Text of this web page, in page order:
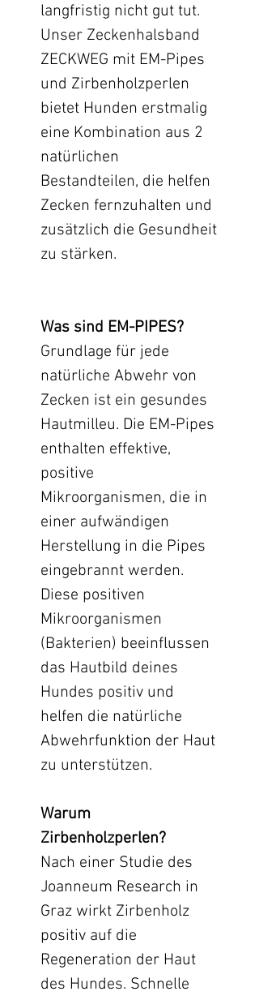
langfristig nicht gut tut.
Unser Zeckenhalsband
ZECKWEG mit EM-Pipes
und Zirbenholzperlen
bietet Hunden erstmalig
eine Kombination aus 2
natürlichen
Bestandteilen, die helfen
Zecken fernzuhalten und
zusätzlich die Gesundheit
zu stärken.
Was sind EM-PIPES?
Grundlage für jede
natürliche Abwehr von
Zecken ist ein gesundes
Hautmilleu. Die EM-Pipes
enthalten effektive,
positive
Mikroorganismen, die in
einer aufwändigen
Herstellung in die Pipes
eingebrannt werden.
Diese positiven
Mikroorganismen
(Bakterien) beeinflussen
das Hautbild deines
Hundes positiv und
helfen die natürliche
Abwehrfunktion der Haut
zu unterstützen.
Warum
Zirbenholzperlen?
Nach einer Studie des
Joanneum Research in
Graz wirkt Zirbenholz
positiv auf die
Regeneration der Haut
des Hundes. Schnelle